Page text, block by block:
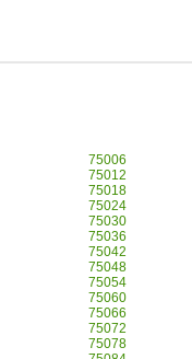
75006
75012
75018
75024
75030
75036
75042
75048
75054
75060
75066
75072
75078